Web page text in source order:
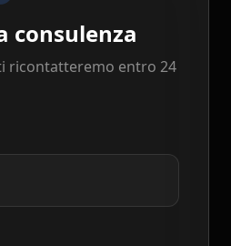
consulenza
ricontatteremo entro 24